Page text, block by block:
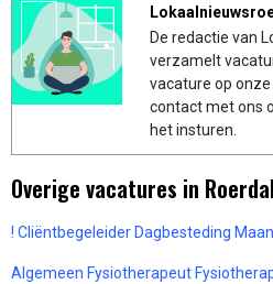
De redactie van
verzamelt
vacature op
contact met ons
het insturen.
Overige vacatures in
! Cliëntbegeleider Dagbesteding
Algemeen Fysiotherapeut